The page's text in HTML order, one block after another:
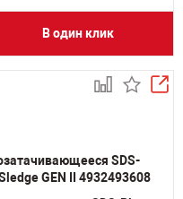
В один клик